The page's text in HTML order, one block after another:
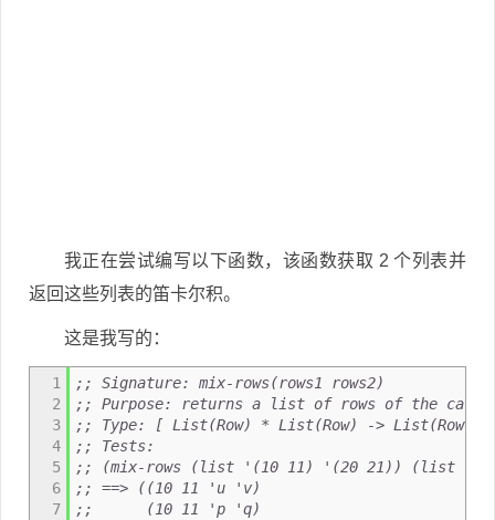
我正在尝试编写以下函数，该函数获取 2 个列表并
返回这些列表的笛卡尔积。
这是我写的：
1
2
3
4
5
6
7
;; Signature: mix-rows(rows1 rows2)
;; Purpose: returns a list of rows of the
;; Type: [ List(Row) * List(Row) -> List(Row) ]
;; Tests:
;; (mix-rows (list '(10 11) '(20 21)) (list
;; ==> ((10 11 'u 'v)
;; (10 11 'p 'q)